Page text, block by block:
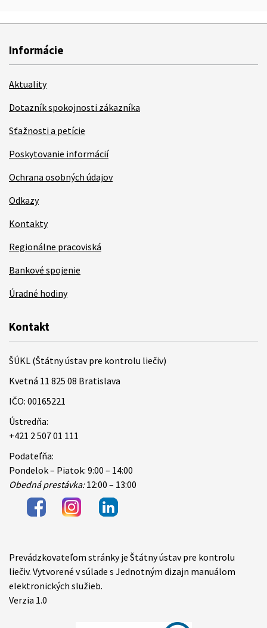
Informácie
Aktuality
Dotazník spokojnosti zákazníka
Sťažnosti a petície
Poskytovanie informácií
Ochrana osobných údajov
Odkazy
Kontakty
Regionálne pracoviská
Bankové spojenie
Úradné hodiny
Kontakt
ŠÚKL (Štátny ústav pre kontrolu liečiv)
Kvetná 11 825 08 Bratislava
IČO: 00165221
Ústredňa:
+421 2 507 01 111
Podateľňa:
Pondelok – Piatok: 9:00 – 14:00
Obedná prestávka:12:00 – 13:00
Items
Prevádzkovateľom stránky je Štátny ústav pre kontrolu
liečiv. Vytvorené v súlade s Jednotným dizajn manuálom
elektronických služieb.
Verzia 1.0